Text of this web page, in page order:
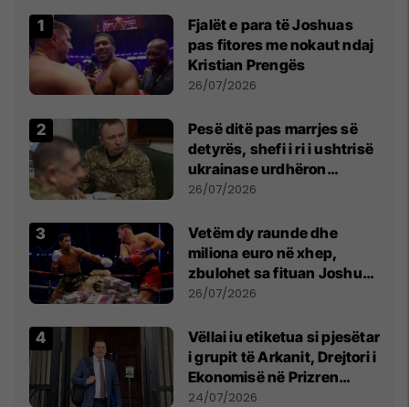
Fjalët e para të Joshuas
pas fitores me nokaut ndaj
Kristian Prengës
26/07/2026
Pesë ditë pas marrjes së
detyrës, shefi i ri i ushtrisë
ukrainase urdhëron
kontroll të madh
26/07/2026
Vetëm dy raunde dhe
miliona euro në xhep,
zbulohet sa fituan Joshua
e Prenga
26/07/2026
Vëllai iu etiketua si pjesëtar
i grupit të Arkanit, Drejtori i
Ekonomisë në Prizren
mohon pretendimet
24/07/2026